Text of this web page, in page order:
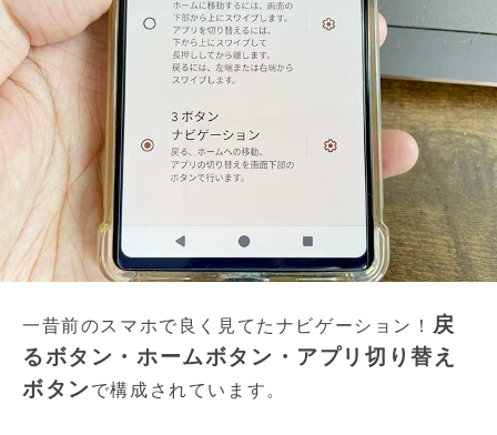
一昔前のスマホで良く見てたナビゲーション！
戻
るボタン・ホームボタン・アプリ切り替え
ボタン で構成されています。